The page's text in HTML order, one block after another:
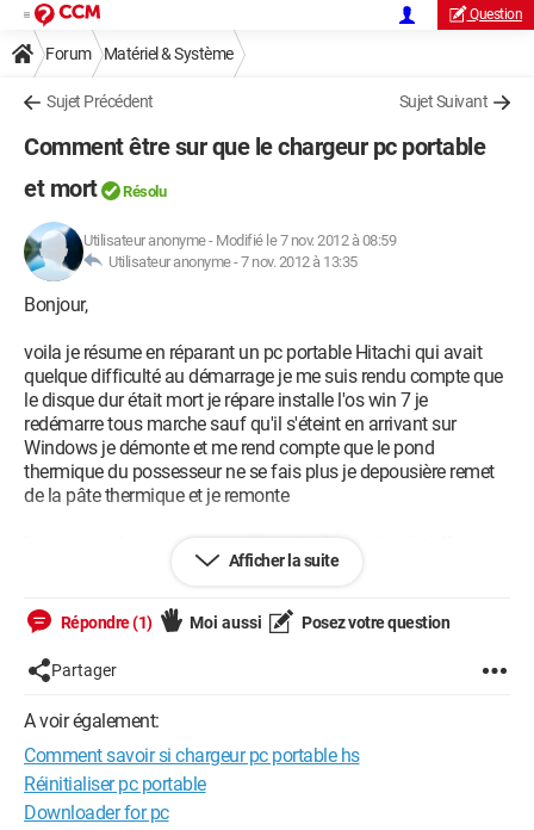
Question
Forum Matériel & Système
Sujet Précédent Sujet Suivant
Comment être sur que le chargeur pc portable
et mort
Résolu
Utilisateur anonyme- Modifié le 7 nov. 2012 à 08:59
Utilisateur anonyme -7 nov. 2012 à 13:35
Bonjour,
voila je résume en réparant un pc portable Hitachi qui avait
quelque difficulté au démarrage je me suis rendu compte que
le disque dur était mort je répare installe l'os win 7 je
redémarre tous marche sauf qu'il s'éteint en arrivant sur
Windows je démonte et me rend compte que le pond
thermique du possesseur ne se fais plus je depousière remet
de la pâte thermique et je remonte
la je me rend compte que sur batterie charger l'ordi s'allume et
fonctionne très bien mais des que je branche le chargeur il
chargeur pas de fil dénuder ou pincer
donc si quelqu'un c dou cela vien je lui en serai tres
reconaissant ou sache comment tester un chargeur
merci de vos reponse
Afficher la suite
Répondre (1) Moi aussi Posez votre question
Partager
A voir également:
Comment savoir si chargeur pc portable hs
Réinitialiser pc portable
Downloader for pc